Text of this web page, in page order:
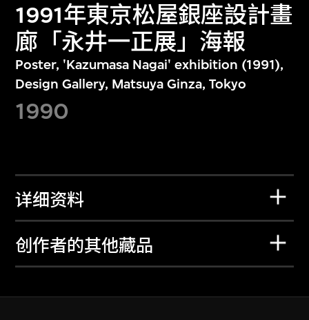
1991年東京松屋銀座設計畫
廊「永井一正展」海報
Poster, 'Kazumasa Nagai' exhibition (1991),
Design Gallery, Matsuya Ginza, Tokyo
1990
详细资料
创作者的其他藏品